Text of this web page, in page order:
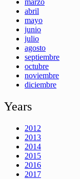
abril
mayo
junio
julio
agosto
septiembre
octubre
noviembre
diciembre
Years
2012
2013
2014
2015
2016
2017